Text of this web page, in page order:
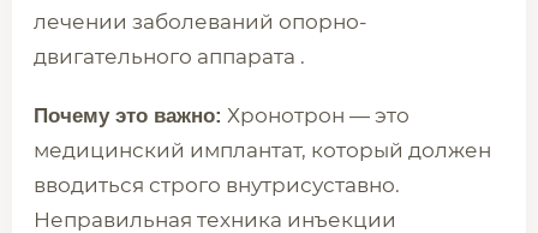
лечении заболеваний опорно-
двигательного аппарата .
Почему это важно: Хронотрон — это
медицинский имплантат, который должен
вводиться строго внутрисуставно.
Неправильная техника инъекции